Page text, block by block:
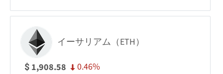
イーサリアム（ETH）
$ 1,908.58 0.46%